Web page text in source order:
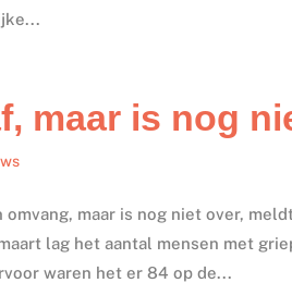
maar is nog
maar is nog niet over, meldt
lag het aantal mensen met
waren het er 84 op de...